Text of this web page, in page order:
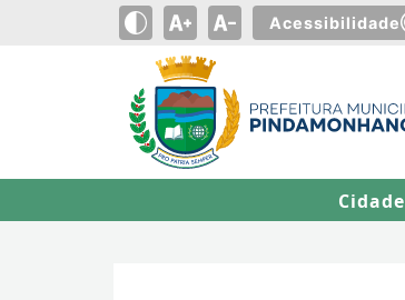
Acessibilidade
Cidade